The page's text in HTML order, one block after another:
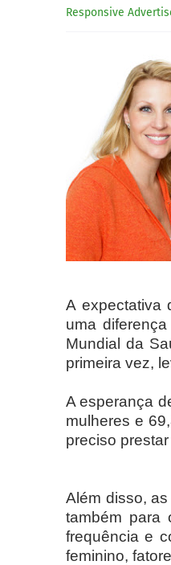
Responsive
A expectativa
uma
Mundial da
primeira vez,
A esperança
mulheres e
preciso
Além disso,
também para
frequência e
feminino,